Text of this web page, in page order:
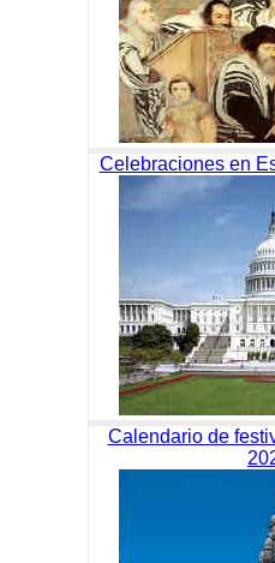
Celebraciones en
Calendario de